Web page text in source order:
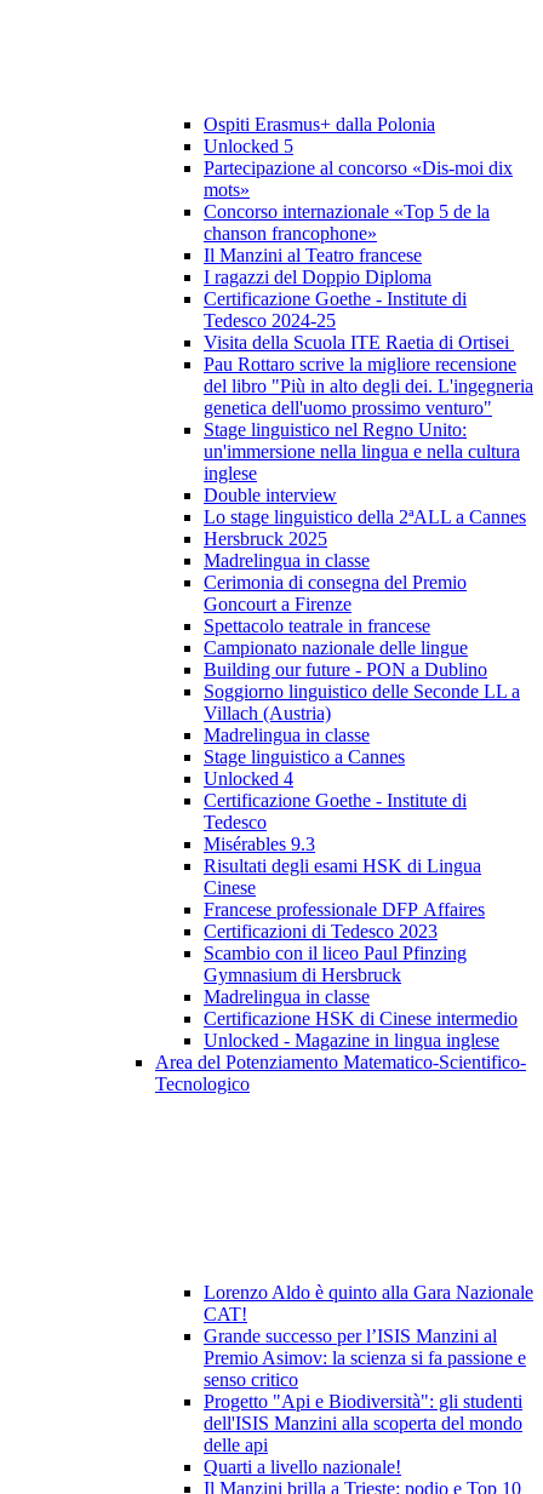
Ospiti Erasmus+ dalla Polonia
Unlocked 5
Partecipazione al concorso «Dis-moi dix
mots»
Concorso internazionale «Top 5 de la
chanson francophone»
Il Manzini al Teatro francese
I ragazzi del Doppio Diploma
Certificazione Goethe - Institute di
Tedesco 2024-25
Visita della Scuola ITE Raetia di Ortisei
Pau Rottaro scrive la migliore recensione
del libro "Più in alto degli dei. L'ingegneria
genetica dell'uomo prossimo venturo"
Stage linguistico nel Regno Unito:
un'immersione nella lingua e nella cultura
inglese
Double interview
Lo stage linguistico della 2ªALL a Cannes
Hersbruck 2025
Madrelingua in classe
Cerimonia di consegna del Premio
Goncourt a Firenze
Spettacolo teatrale in francese
Campionato nazionale delle lingue
Building our future - PON a Dublino
Soggiorno linguistico delle Seconde LL a
Villach (Austria)
Madrelingua in classe
Stage linguistico a Cannes
Unlocked 4
Certificazione Goethe - Institute di
Tedesco
Misérables 9.3
Risultati degli esami HSK di Lingua
Cinese
Francese professionale DFP Affaires
Certificazioni di Tedesco 2023
Scambio con il liceo Paul Pfinzing
Gymnasium di Hersbruck
Madrelingua in classe
Certificazione HSK di Cinese intermedio
Unlocked - Magazine in lingua inglese
Area del Potenziamento Matematico-Scientifico-
Tecnologico
Lorenzo Aldo è quinto alla Gara Nazionale
CAT!
Grande successo per l’ISIS Manzini al
Premio Asimov: la scienza si fa passione e
senso critico
Progetto "Api e Biodiversità": gli studenti
dell'ISIS Manzini alla scoperta del mondo
delle api
Quarti a livello nazionale!
Il Manzini brilla a Trieste: podio e Top 10